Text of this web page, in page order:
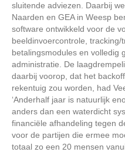
sluitende adviezen. Daarbij
Naarden en GEA in Weesp
software ontwikkeld voor de
beeldinvoercontrole, tracking/
betalingsmodules en volledig
administratie. De
daarbij voorop, dat het
rekentuig zou worden, had
‘Anderhalf jaar is natuurlijk
anders dan een waterdicht
financiële afhandeling tegen
voor de partijen die ermee
totaal zo een 20 mensen